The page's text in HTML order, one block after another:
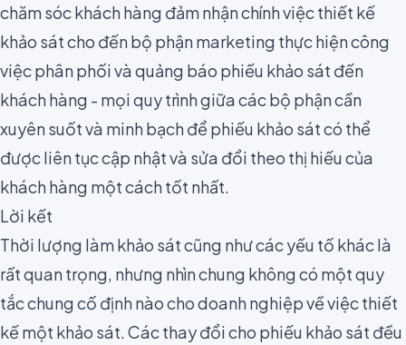
chăm sóc khách hàng đảm nhận chính việc thiết kế
khảo sát cho đến bộ phận marketing thực hiện công
việc phân phối và quảng báo phiếu khảo sát đến
khách hàng - mọi quy trình giữa các bộ phận cần
xuyên suốt và minh bạch để phiếu khảo sát có thể
được liên tục cập nhật và sửa đổi theo thị hiếu của
khách hàng một cách tốt nhất.
Lời kết
Thời lượng làm khảo sát cũng như các yếu tố khác là
rất quan trọng, nhưng nhìn chung không có một quy
tắc chung cố định nào cho doanh nghiệp về việc thiết
kế một khảo sát. Các thay đổi cho phiếu khảo sát đều